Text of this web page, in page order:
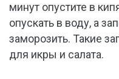
минут опустите в
опускать в воду, а
заморозить. Такие
для икры и салата.